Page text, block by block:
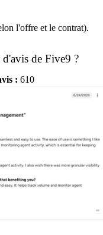
l'offre et le contrat).
de Five9 ?
: 610